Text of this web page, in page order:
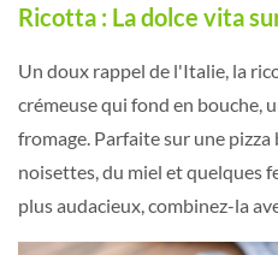
Ricotta : La dolce vita
Un doux rappel de l'Italie, la
crémeuse qui fond en bouche,
fromage. Parfaite sur une pizza
noisettes, du miel et quelques
plus audacieux, combinez-la